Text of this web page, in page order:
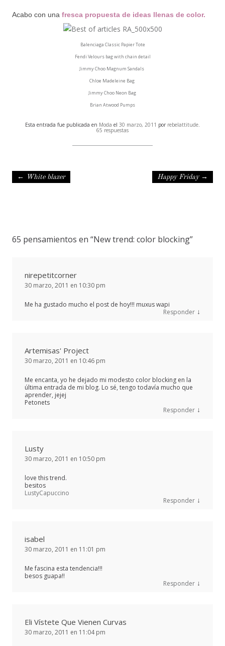
Acabo con una fresca propuesta de ideas llenas de color.
Balenciaga Classic Papier Tote
Fendi Velours bag with chain detail
Jimmy Choo Magnum Sandals
Chloe Madeleine Bag
Jimmy Choo Neon Bag
Brian Atwood Pumps
Esta entrada fue publicada en Moda el 30 marzo, 2011 por rebelattitude
65 respuestas
Navegación de entradas
← White blazer Happy Friday →
65 pensamientos en “New trend: color blocking”
nirepetitcorner
30 marzo, 2011 en 10:30 pm
Me ha gustado mucho el post de hoy!!! muxus wapi
Responder ↓
Artemisas' Project
30 marzo, 2011 en 10:46 pm
Me encanta, yo he dejado mi modesto color blocking en la
última entrada de mi blog. Lo sé, tengo todavía mucho que
aprender, jejej
Petonets
Responder ↓
Lusty
30 marzo, 2011 en 10:50 pm
love this trend.
besitos
LustyCapuccino
Responder ↓
isabel
30 marzo, 2011 en 11:01 pm
Me fascina esta tendencia!!!
besos guapa!!
Responder ↓
Eli Vístete Que Vienen Curvas
30 marzo, 2011 en 11:04 pm